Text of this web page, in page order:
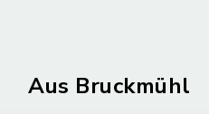
Aus Bruckmühl